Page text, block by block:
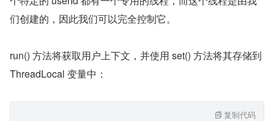
们创建的，因此我们可以完全控制它。
run() 方法将获取用户上下文，并使用 set() 方法将其存储到
ThreadLocal 变量中：
复制代码